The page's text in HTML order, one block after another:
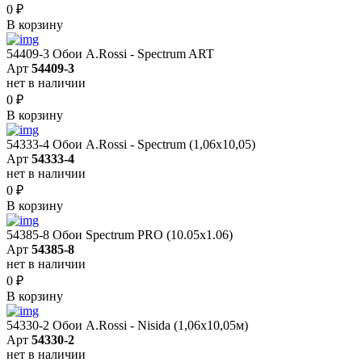
0 ₽
В корзину
54409-3 Обои A.Rossi - Spectrum ART
Арт 54409-3
нет в наличии
0 ₽
В корзину
54333-4 Обои A.Rossi - Spectrum (1,06x10,05)
Арт 54333-4
нет в наличии
0 ₽
В корзину
54385-8 Обои Spectrum PRO (10.05х1.06)
Арт 54385-8
нет в наличии
0 ₽
В корзину
54330-2 Обои A.Rossi - Nisida (1,06x10,05м)
Арт 54330-2
нет в наличии